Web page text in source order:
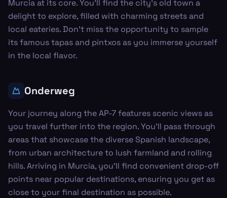
Murcia at its core. You'll find the city’s old town a
delight to explore, filled with charming streets and
local eateries. Don't miss the opportunity to sample
its famous tapas and pintxos as you immerse yourself
in the local flavor.
Onderweg
Your journey along the AP-7 features scenic views as
you travel further into the region. You'll pass through
areas that showcase the diverse Spanish landscape,
from urban architecture to lush farmland and rolling
hills. Arriving in Murcia, you'll find convenient drop-off
points near popular destinations, ensuring you get as
close to your final destination as possible.